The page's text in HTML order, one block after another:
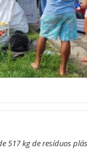
517 kg de resíduos